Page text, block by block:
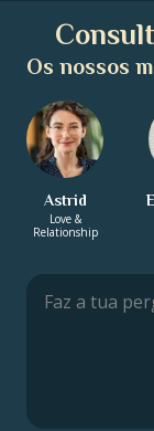
Os nossos
Astrid
Love &
Relationship